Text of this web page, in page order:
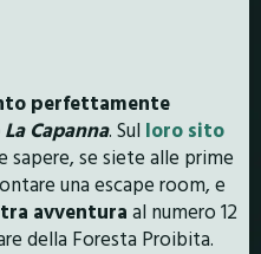
perfettamente
La Capanna. Sul loro sito
se siete alle prime
una escape room, e
avventura al numero 12
della Foresta Proibita.